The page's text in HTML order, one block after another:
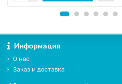
Информация
О нас
Заказ и доставка